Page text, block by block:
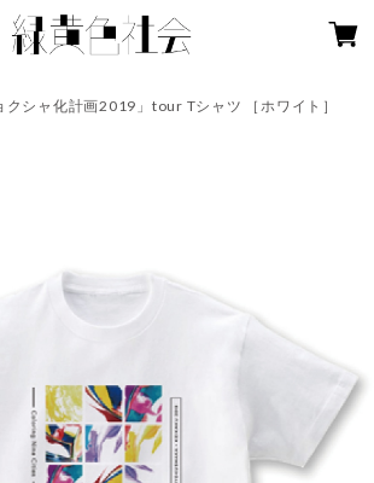
クシャ化計画2019」tour Tシャツ ［ホワイト］